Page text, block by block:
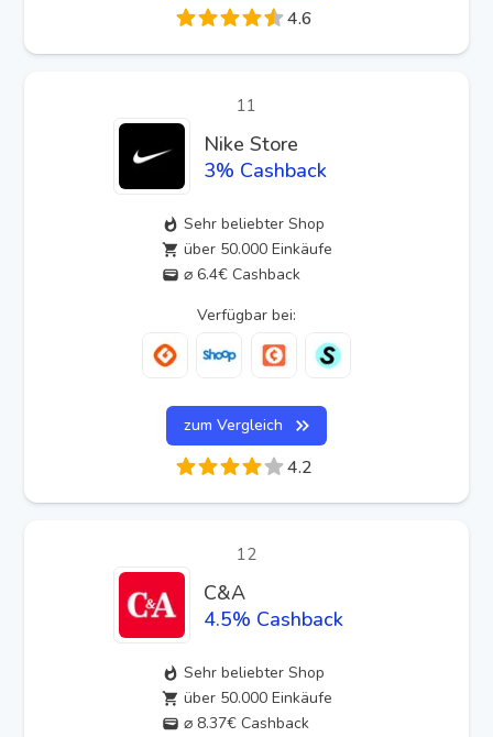
4.6
11
Nike Store
3% Cashback
Sehr beliebter Shop
über 50.000 Einkäufe
⌀ 6.4€ Cashback
Verfügbar bei:
zum Vergleich
4.2
12
C&A
4.5% Cashback
Sehr beliebter Shop
über 50.000 Einkäufe
⌀ 8.37€ Cashback